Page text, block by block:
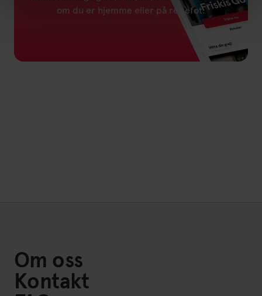
om du er hjemme eller på reisefot.
Om oss
Kontakt